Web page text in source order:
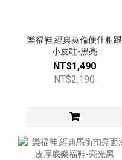
樂福鞋 經典英倫便仕粗跟
小皮鞋-黑亮
【33196692】
NT$1,490
NT$2,190